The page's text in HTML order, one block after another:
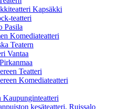
Kapsäkki
teatteri
Pasila
Komediateatteri
Teatern
Vantaa
Teatteri
Komediateatteri
Kaupunginteatteri
kesäteatteri, Ruissalo